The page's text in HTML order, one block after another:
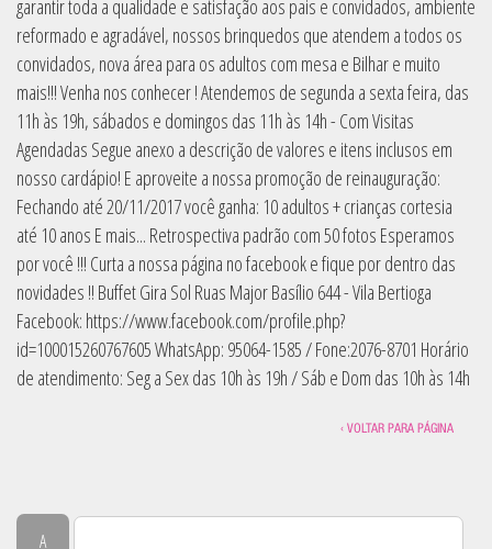
garantir toda a qualidade e satisfação aos pais e convidados, ambiente
reformado e agradável, nossos brinquedos que atendem a todos os
convidados, nova área para os adultos com mesa e Bilhar e muito
mais!!! Venha nos conhecer ! Atendemos de segunda a sexta feira, das
11h às 19h, sábados e domingos das 11h às 14h - Com Visitas
Agendadas Segue anexo a descrição de valores e itens inclusos em
nosso cardápio! E aproveite a nossa promoção de reinauguração:
Fechando até 20/11/2017 você ganha: 10 adultos + crianças cortesia
até 10 anos E mais... Retrospectiva padrão com 50 fotos Esperamos
por você !!! Curta a nossa página no facebook e fique por dentro das
novidades !! ​Buffet Gira Sol ​Ruas Major Basílio 644 - Vila Bertioga
Facebook: https://www.facebook.com/profile.php?
id=100015260767605 WhatsApp:​ 95064-1585​ / Fone:2076-8701 Horário
de atendimento: Seg a Sex das 10h às 19h / Sáb e Dom das 10h às 14h
‹ VOLTAR PARA PÁGINA
A